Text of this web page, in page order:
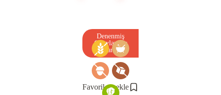
Favorilere ekle
Denenmiş
Onaylanmış
Tarif